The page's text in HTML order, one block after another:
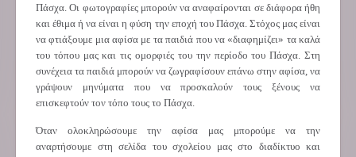
Πάσχα. Οι φωτογραφίες μπορούν να αναφαίρονται σε διάφορα ήθη
και έθιμα ή να είναι η φύση την εποχή του Πάσχα. Στόχος μας είναι
να φτιάξουμε μια αφίσα με τα παιδιά που να «διαφημίζει» τα καλά
του τόπου μας και τις ομορφιές του την περίοδο του Πάσχα. Στη
συνέχεια τα παιδιά μπορούν να ζωγραφίσουν επάνω στην αφίσα, να
γράψουν μηνύματα που να προσκαλούν τους ξένους να
επισκεφτούν τον τόπο τους το Πάσχα.
Όταν ολοκληρώσουμε την αφίσα μας μπορούμε να την
αναρτήσουμε στη σελίδα του σχολείου μας στο διαδίκτυο και